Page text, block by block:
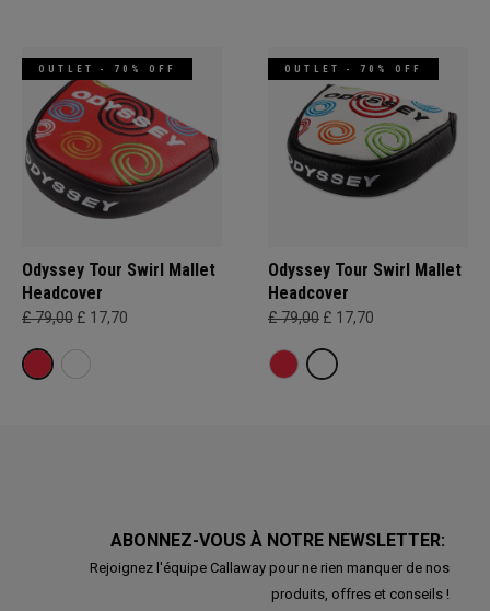
OUTLET - 70% OFF
Odyssey Tour Swirl Mallet
Headcover
£ 79,00 £ 17,70
OUTLET - 70% OFF
Odyssey Tour Swirl Mallet
Headcover
£ 79,00 £ 17,70
ABONNEZ-VOUS À NOTRE NEWSLETTER:
Rejoignez l'équipe Callaway pour ne rien manquer de nos
produits, offres et conseils !